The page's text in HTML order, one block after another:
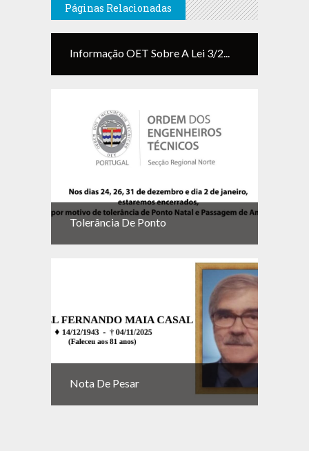
Páginas Relacionadas
Informação OET Sobre A Lei 3/2...
Tolerância De Ponto
Nota De Pesar